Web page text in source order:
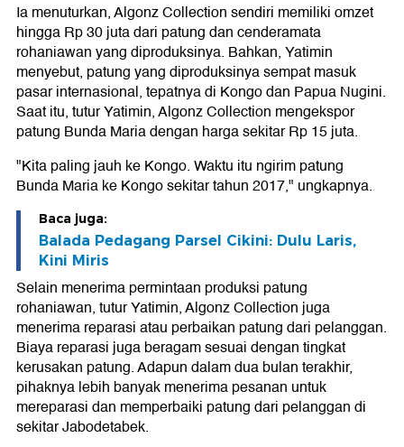
Ia menuturkan, Algonz Collection sendiri memiliki omzet
hingga Rp 30 juta dari patung dan cenderamata
rohaniawan yang diproduksinya. Bahkan, Yatimin
menyebut, patung yang diproduksinya sempat masuk
pasar internasional, tepatnya di Kongo dan Papua Nugini.
Saat itu, tutur Yatimin, Algonz Collection mengekspor
patung Bunda Maria dengan harga sekitar Rp 15 juta.
"Kita paling jauh ke Kongo. Waktu itu ngirim patung
Bunda Maria ke Kongo sekitar tahun 2017," ungkapnya.
Baca juga:
Balada Pedagang Parsel Cikini: Dulu Laris,
Kini Miris
Selain menerima permintaan produksi patung
rohaniawan, tutur Yatimin, Algonz Collection juga
menerima reparasi atau perbaikan patung dari pelanggan.
Biaya reparasi juga beragam sesuai dengan tingkat
kerusakan patung. Adapun dalam dua bulan terakhir,
pihaknya lebih banyak menerima pesanan untuk
mereparasi dan memperbaiki patung dari pelanggan di
sekitar Jabodetabek.